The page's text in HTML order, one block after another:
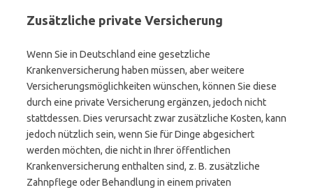
Zusätzliche private Versicherung
Wenn Sie in Deutschland eine gesetzliche
Krankenversicherung haben müssen, aber weitere
Versicherungsmöglichkeiten wünschen, können Sie diese
durch eine private Versicherung ergänzen, jedoch nicht
stattdessen. Dies verursacht zwar zusätzliche Kosten, kann
jedoch nützlich sein, wenn Sie für Dinge abgesichert
werden möchten, die nicht in Ihrer öffentlichen
Krankenversicherung enthalten sind, z. B. zusätzliche
Zahnpflege oder Behandlung in einem privaten